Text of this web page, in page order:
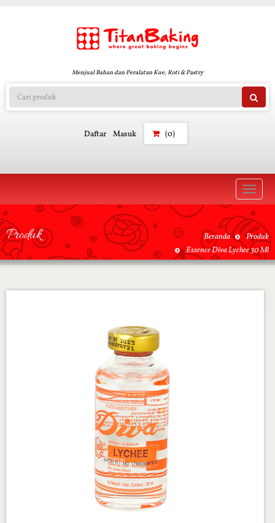
Menjual Bahan dan Peralatan Kue, Roti & Pastry
Daftar Masuk (0)
Toggle
Produk Beranda
Produk
Essence Diva Lychee 30 Ml